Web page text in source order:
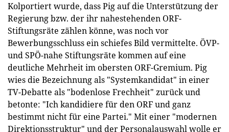
Kolportiert wurde, dass Pig auf die Unterstützung der
Regierung bzw. der ihr nahestehenden ORF-
Stiftungsräte zählen könne, was noch vor
Bewerbungsschluss ein schiefes Bild vermittelte. ÖVP-
und SPÖ-nahe Stiftungsräte kommen auf eine
deutliche Mehrheit im obersten ORF-Gremium. Pig
wies die Bezeichnung als "Systemkandidat" in einer
TV-Debatte als "bodenlose Frechheit" zurück und
betonte: "Ich kandidiere für den ORF und ganz
bestimmt nicht für eine Partei." Mit einer "modernen
Direktionsstruktur" und der Personalauswahl wolle er